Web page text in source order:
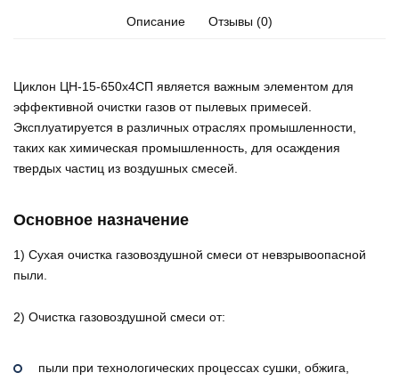
Описание Отзывы (0)
Циклон ЦН-15-650х4СП является важным элементом для
эффективной очистки газов от пылевых примесей.
Эксплуатируется в различных отраслях промышленности,
таких как химическая промышленность, для осаждения
твердых частиц из воздушных смесей.
Основное назначение
1) Сухая очистка газовоздушной смеси от невзрывоопасной
пыли.
2) Очистка газовоздушной смеси от:
пыли при технологических процессах сушки, обжига,